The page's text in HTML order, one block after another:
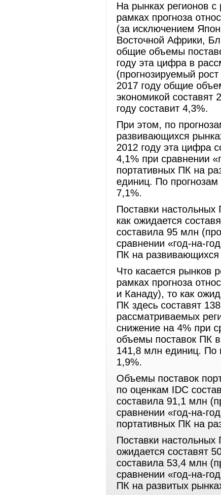
На рынках регионов
рамках прогноза
(за исключением
Восточной Африки,
общие объемы
году эта цифра в
(прогнозируемый
2017 году общие
экономикой
году составит 4,3%.
При этом, по
развивающихся
2012 году эта цифра
4,1% при сравнении
портативных ПК на
единиц. По прогнозам
7,1%.
Поставки
как ожидается
составила 95 млн
сравнении «год-на-
ПК на развивающихся
Что касается рынков
рамках прогноза
и Канаду), то как
ПК здесь составят
рассматриваемых
снижение на 4% при
объемы поставок ПК в
141,8 млн единиц. По
1,9%.
Объемы поставок
по оценкам IDC
составила 91,1 млн
сравнении «год-на-
портативных ПК на
Поставки настольных
ожидается составят
составила 53,4 млн
сравнении «год-на-
ПК на развитых